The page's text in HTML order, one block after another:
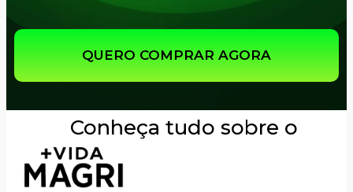
QUERO COMPRAR AGORA
Conheça tudo sobre o